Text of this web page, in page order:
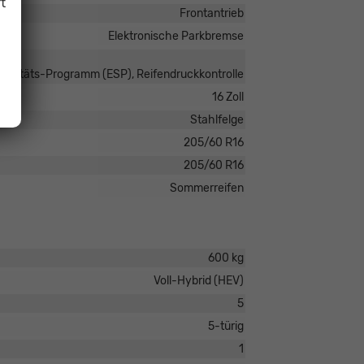
Frontantrieb
Elektronische Parkbremse
Programm (ESP), Reifendruckkontrolle
16 Zoll
Stahlfelge
205/60 R16
205/60 R16
Sommerreifen
600 kg
Voll-Hybrid (HEV)
5
5-türig
1